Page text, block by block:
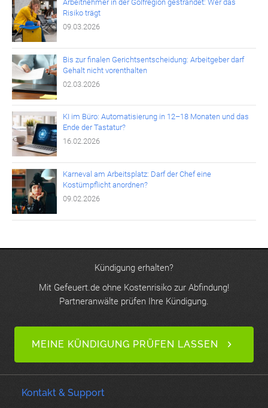
Arbeitnehmer in der Golfregion gestrandet: Wer das
Risiko trägt
09.03.2026
Bis zur finalen Gerichtsentscheidung: Arbeitgeber darf
Gehalt nicht vorenthalten
02.03.2026
KI im Büro: Automatisierung in 12–18 Monaten und das
Ende der Tastatur?
16.02.2026
Karneval am Arbeitsplatz: Darf der Chef eine
Kostümpflicht anordnen?
09.02.2026
Kündigung erhalten?
Mit Gefeuert.de ohne Kostenrisiko zur Abfindung!
Partneranwälte prüfen Ihre Kündigung.
MEINE KÜNDIGUNG PRÜFEN LASSEN
Kontakt & Support